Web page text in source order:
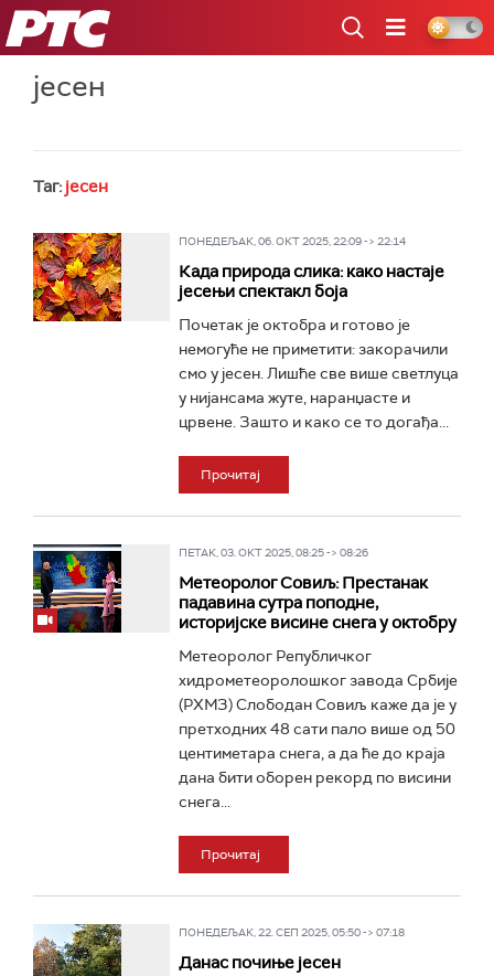
РТС
јесен
Таг: јесен
ПОНЕДЕЉАК, 06. ОКТ 2025, 22:09 -> 22:14
Када природа слика: како настаје
јесењи спектакл боја
Почетак је октобра и готово је
немогуће не приметити: закорачили
смо у јесен. Лишће све више светлуца
у нијансама жуте, наранџасте и
црвене. Зашто и како се то догађа...
Прочитај
ПЕТАК, 03. ОКТ 2025, 08:25 -> 08:26
Метеоролог Совиљ: Престанак
падавина сутра поподне,
историјске висине снега у октобру
Метеоролог Републичког
хидрометеоролошког завода Србије
(РХМЗ) Слободан Совиљ каже да је у
претходних 48 сати пало више од 50
центиметара снега, а да ће до краја
дана бити оборен рекорд по висини
снега...
Прочитај
ПОНЕДЕЉАК, 22. СЕП 2025, 05:50 -> 07:18
Данас почиње јесен